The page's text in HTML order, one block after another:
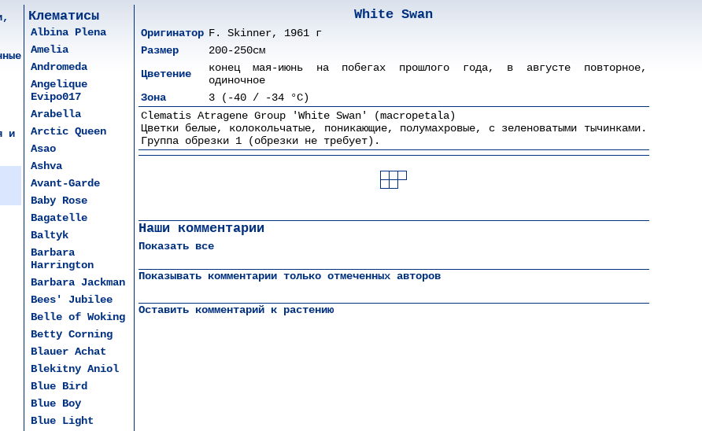
и
Клематисы
Albina Plena
Amelia
Andromeda
Angelique
Evipo017
Arabella
Arctic Queen
Asao
Ashva
Avant-Garde
Baby Rose
Bagatelle
Baltyk
Barbara
Harrington
Barbara Jackman
Bees' Jubilee
Belle of Woking
Betty Corning
Blauer Achat
Blekitny Aniol
Blue Bird
Blue Boy
Blue Light
White Swan
Оригинатор F. Skinner, 1961 г
Размер
200-250см
Цветение
конец мая-июнь на побегах прошлого года, в августе повторное,
одиночное
Зона
3 (-40 / -34 °C)
Clematis Atragene Group 'White Swan' (macropetala)
Цветки белые, колокольчатые, поникающие, полумахровые, с зеленоватыми тычинками.
Группа обрезки 1 (обрезки не требует).
Наши комментарии
Показать все
Показывать комментарии только отмеченных авторов
Оставить комментарий к растению